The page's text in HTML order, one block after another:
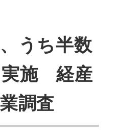
うち半数
実施 経産
調査